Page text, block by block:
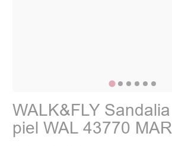
WALK&FLY
piel WAL 43770